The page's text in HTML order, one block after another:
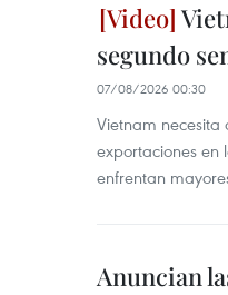
segundo
07/08/2026 00:30
Vietnam
exportaciones en
enfrentan
Anuncian